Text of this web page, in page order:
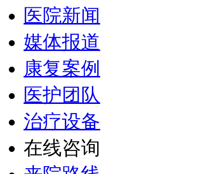
医院新闻
媒体报道
康复案例
医护团队
治疗设备
在线咨询